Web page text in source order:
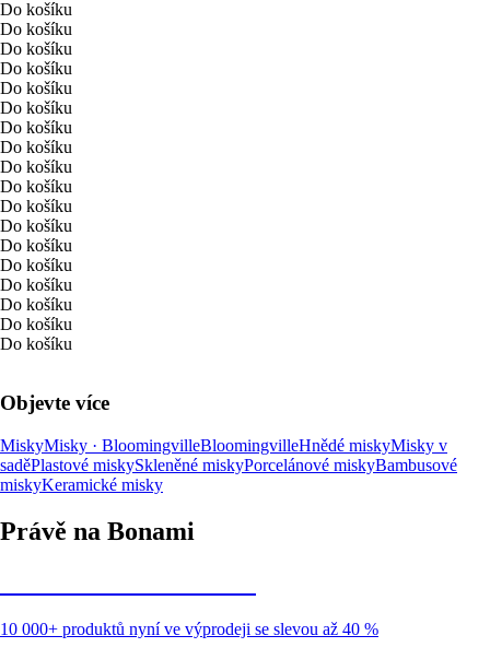
Do košíku
Do košíku
Do košíku
Do košíku
Do košíku
Do košíku
Do košíku
Do košíku
Do košíku
Do košíku
Do košíku
Do košíku
Do košíku
Do košíku
Do košíku
Do košíku
Do košíku
Do košíku
Objevte více
MiskyMisky · BloomingvilleBloomingvilleHnědé miskyMisky v
saděPlastové miskySkleněné miskyPorcelánové miskyBambusové
miskyKeramické misky
Právě na Bonami
10 000+ produktů nyní ve výprodeji se slevou až 40 %